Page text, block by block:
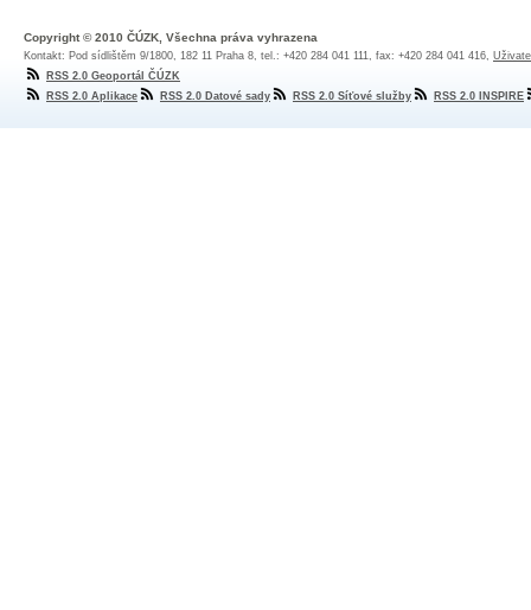
Copyright © 2010 ČÚZK, Všechna práva vyhrazena
Kontakt: Pod sídlištěm 9/1800, 182 11 Praha 8, tel.: +420 284 041 111, fax: +420 284 041 416,
RSS 2.0 Geoportál ČÚZK
RSS 2.0 Aplikace
RSS 2.0 Datové sady RSS 2.0 Síťové služby RSS 2.0 INSPIRE